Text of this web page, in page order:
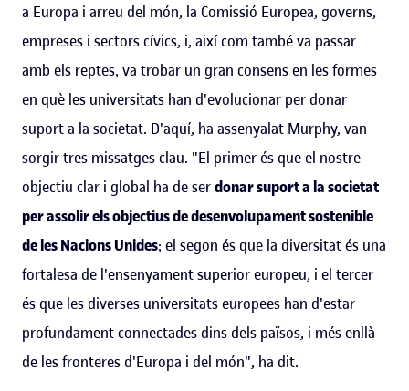
a Europa i arreu del món, la Comissió Europea, governs,
empreses i sectors cívics, i, així com també va passar
amb els reptes, va trobar un gran consens en les formes
en què les universitats han d'evolucionar per donar
suport a la societat. D'aquí, ha assenyalat Murphy, van
sorgir tres missatges clau. "El primer és que el nostre
objectiu clar i global ha de serdonar suport a la societat
per assolir els objectius de desenvolupament sostenible
de les Nacions Unides; el segon és que la diversitat és una
fortalesa de l'ensenyament superior europeu, i el tercer
és que les diverses universitats europees han d'estar
profundament connectades dins dels països, i més enllà
de les fronteres d'Europa i del món", ha dit.